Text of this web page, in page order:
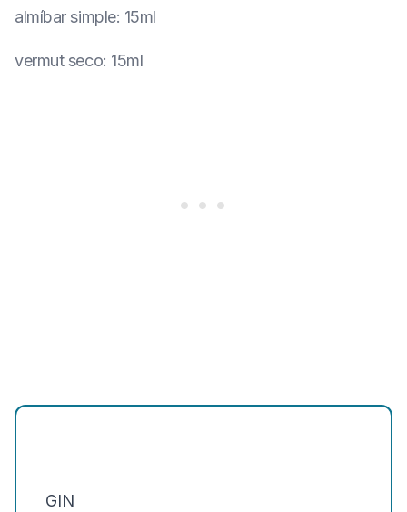
almíbar simple: 15ml
vermut seco: 15ml
GIN